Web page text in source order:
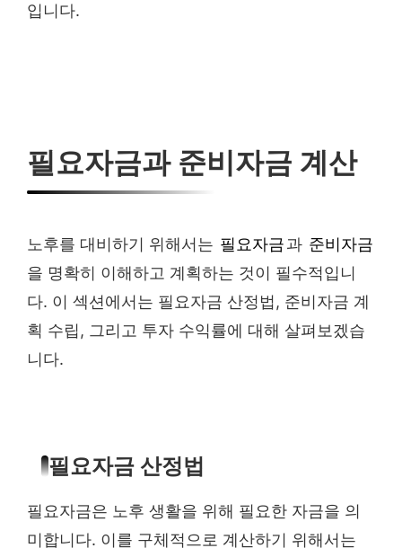
입니다.
필요자금과 준비자금 계산
노후를 대비하기 위해서는 필요자금과 준비자금
을 명확히 이해하고 계획하는 것이 필수적입니
다. 이 섹션에서는 필요자금 산정법, 준비자금 계
획 수립, 그리고 투자 수익률에 대해 살펴보겠습
니다.
필요자금 산정법
필요자금은 노후 생활을 위해 필요한 자금을 의
미합니다. 이를 구체적으로 계산하기 위해서는